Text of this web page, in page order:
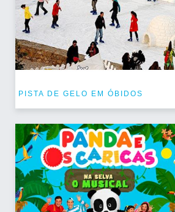
PISTA DE GELO EM ÓBIDOS